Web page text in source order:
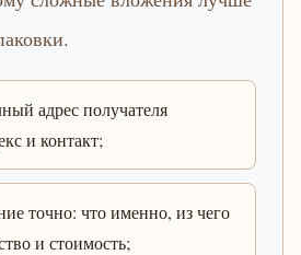
адрес получателя
и контакт;
точно: что именно, из чего
и стоимость;